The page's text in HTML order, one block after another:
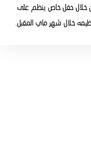
خلال حفل خاص ينظم على
خلال شهر ماي المقبل.